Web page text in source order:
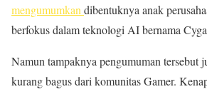
mengumumkan dibentuknya anak
berfokus dalam teknologi AI bernama
Namun tampaknya pengumuman tersebut
kurang bagus dari komunitas Gamer.